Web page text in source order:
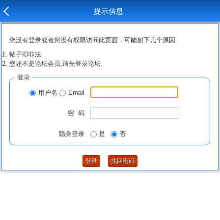
提示信息
您没有登录或者您没有权限访问此页面，可能如下几个原因:
帖子ID非法
您还不是论坛会员,请先登录论坛
登录
用户名 Email
密 码
隐身登录 是 否